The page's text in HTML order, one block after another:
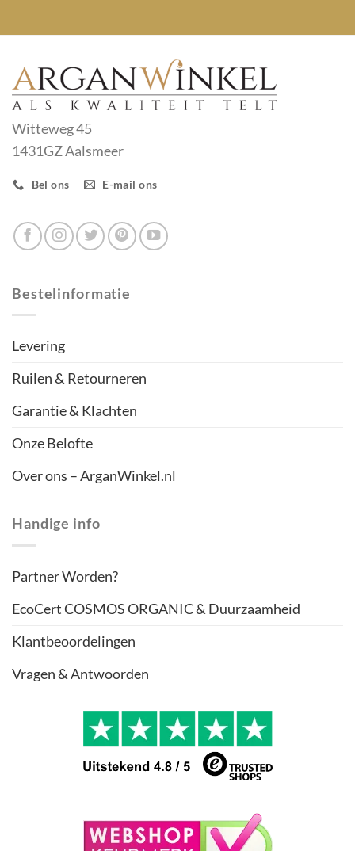
Witteweg 45
1431GZ Aalsmeer
Bel ons E-mail ons
Bestelinformatie
Levering
Ruilen & Retourneren
Garantie & Klachten
Onze Belofte
Over ons – ArganWinkel.nl
Handige info
Partner Worden?
EcoCert COSMOS ORGANIC & Duurzaamheid
Klantbeoordelingen
Vragen & Antwoorden